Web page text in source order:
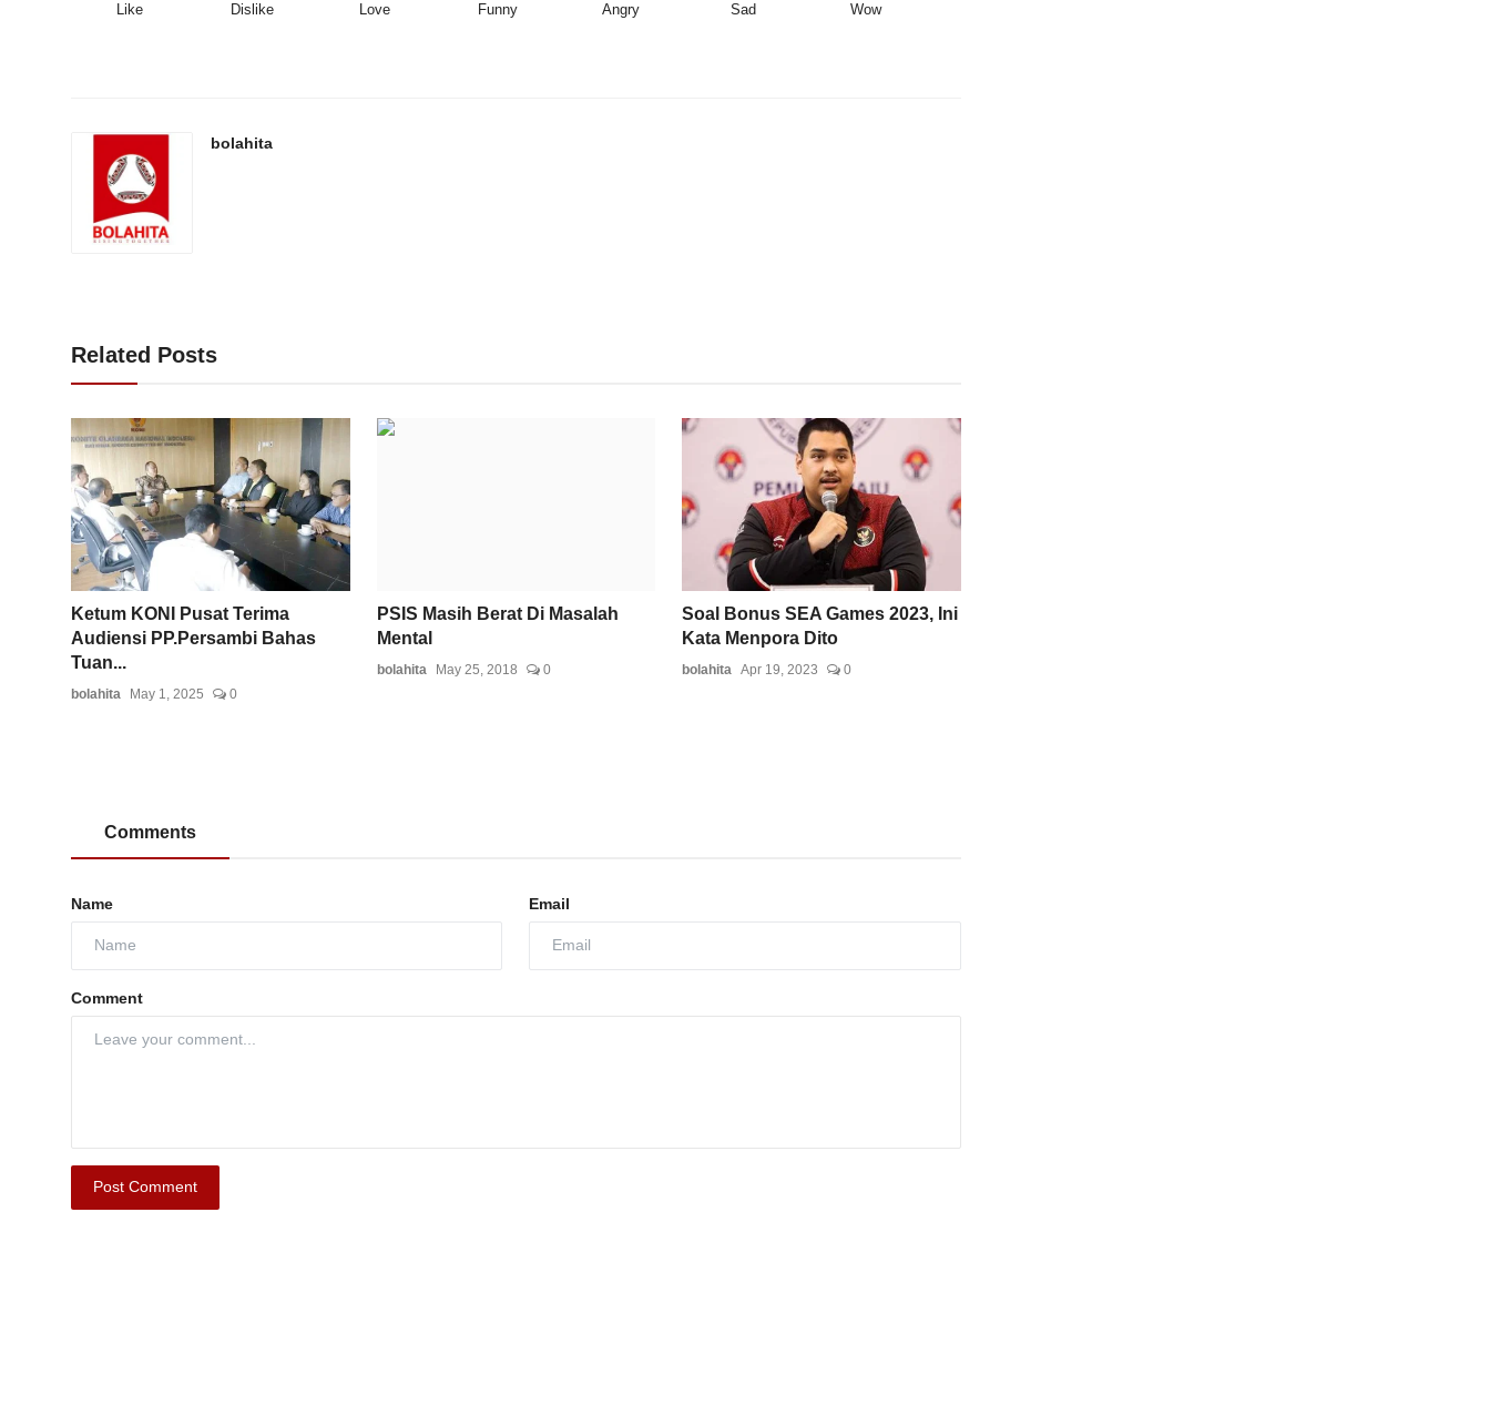
Like Dislike Love Funny Angry Sad Wow
bolahita
Related Posts
Ketum KONI Pusat Terima
Audiensi PP.Persambi Bahas
Tuan...
bolahita May 1, 2025 0
PSIS Masih Berat Di Masalah
Mental
bolahita May 25, 2018 0
Soal Bonus SEA Games 2023, Ini
Kata Menpora Dito
bolahita Apr 19, 2023 0
Comments
Name Email
Comment
Post Comment